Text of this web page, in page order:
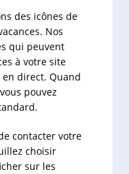
des icônes de
Nos
qui peuvent
à votre site
direct. Quand
pouvez
contacter votre
choisir
sur les